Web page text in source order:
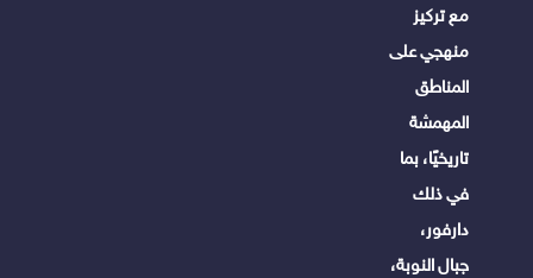
مع تركيز
منهجي على
المناطق
المهمشة
تاريخيًا، بما
في ذلك
دارفور،
جبال النوبة،